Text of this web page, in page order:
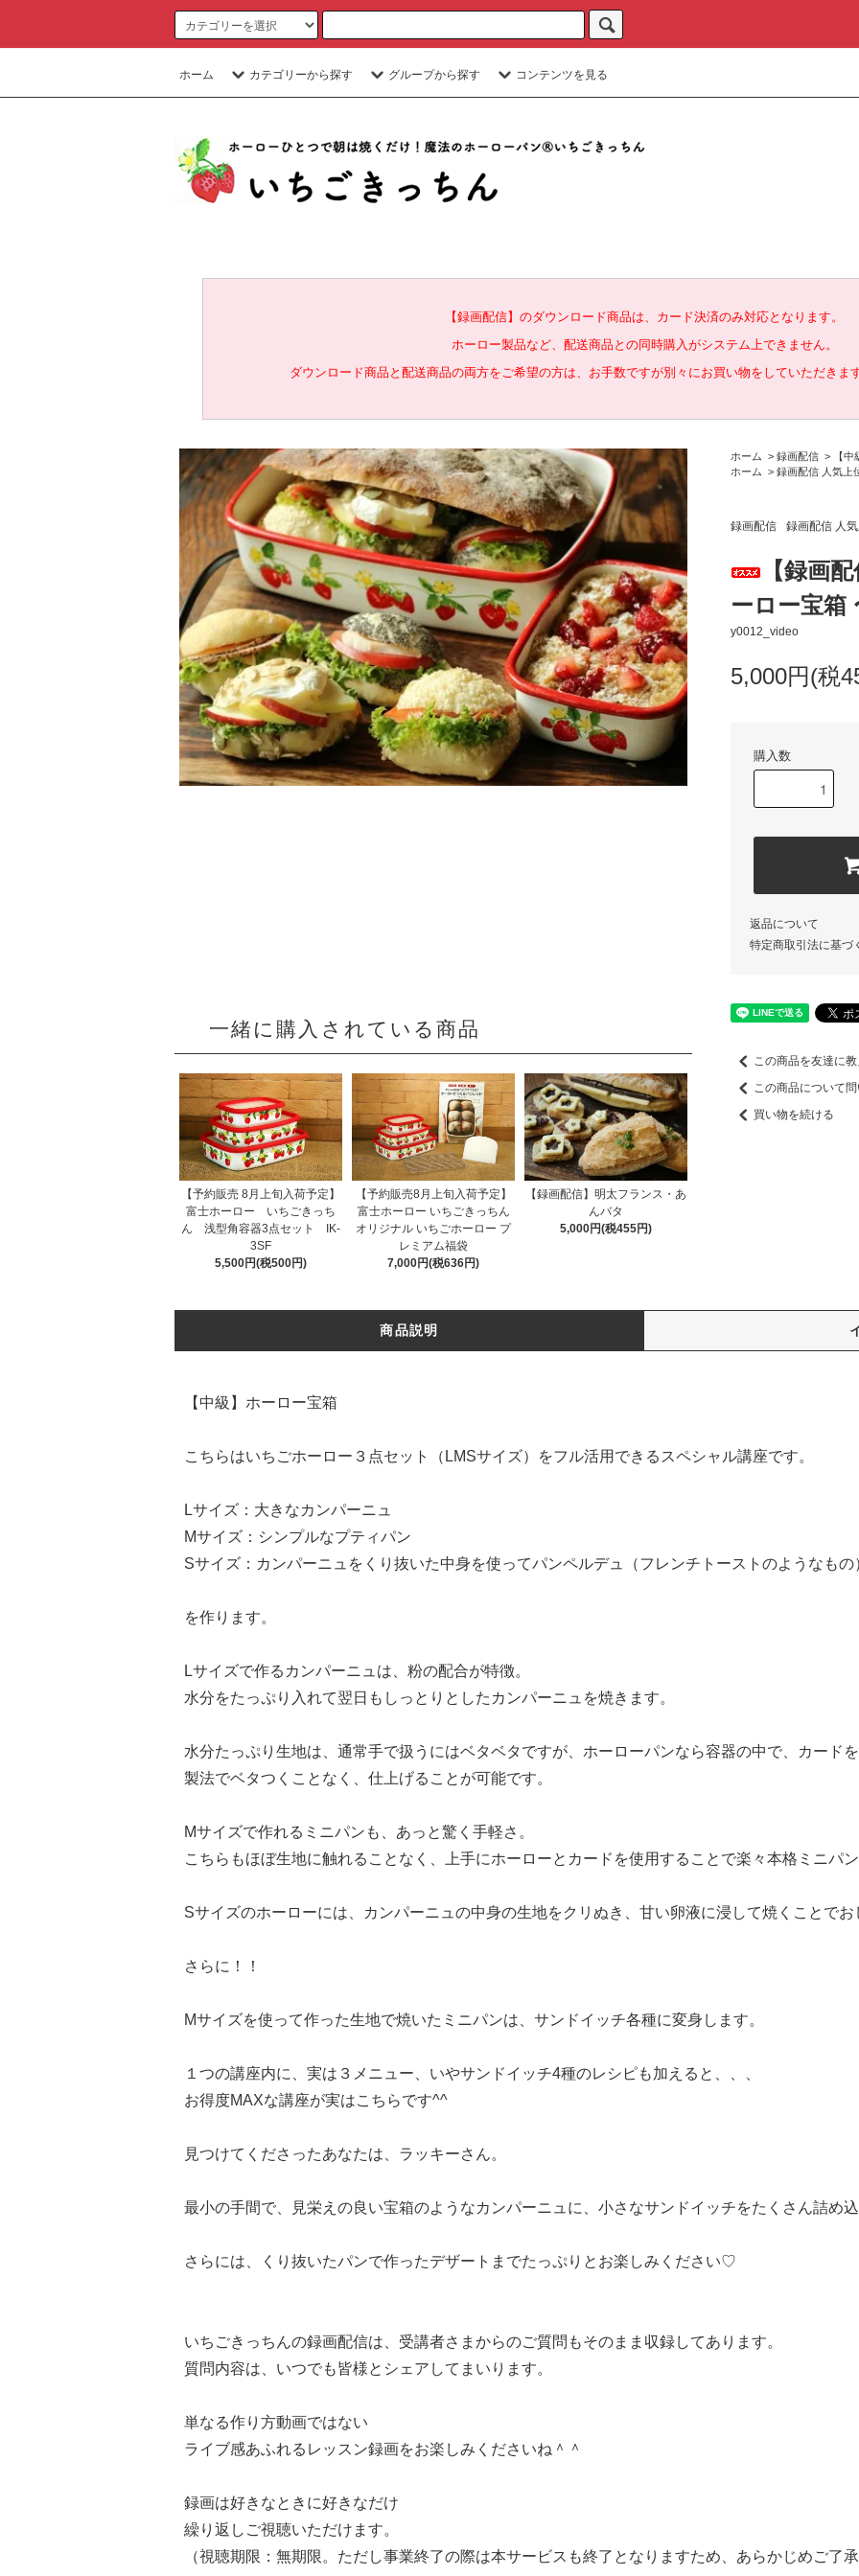
ホーム カテゴリーから探す グループから探す コンテンツを見る
【録画配信】のダウンロード商品は、カード決済のみ対応となります。
ホーロー製品など、配送商品との同時購入がシステム上できません。
ダウンロード商品と配送商品の両方をご希望の方は、お手数ですが別々にお買い物をしていただきま
一緒に購入されている商品
【予約販売 8月上旬入荷予定】
富士ホーロー いちごきっち
ん 浅型角容器3点セット IK-
3SF
5,500円(税500円)
【予約販売8月上旬入荷予定】
富士ホーロー いちごきっちん
オリジナル いちごホーロー プ
レミアム福袋
7,000円(税636円)
【録画配信】明太フランス・あ
んバタ
5,000円(税455円)
ホーム > 録画配信 >
【
ホーム > 録画配信 人気上
録画配信 録画配信 人
【録画
ーロー宝箱
y0012_video
5,000円(税
購入数
返品について
特定商取引法に基づ
この商品を友達に教
この商品について
買い物を続ける
商品説明
【中級】ホーロー宝箱
こちらはいちごホーロー３点セット（LMSサイズ）をフル活用できるスペシャル講座です。
Lサイズ：大きなカンパーニュ
Mサイズ：シンプルなプティパン
Sサイズ：カンパーニュをくり抜いた中身を使ってパンペルデュ（フレンチトーストのようなもの
を作ります。
Lサイズで作るカンパーニュは、粉の配合が特徴。
水分をたっぷり入れて翌日もしっとりとしたカンパーニュを焼きます。
水分たっぷり生地は、通常手で扱うにはベタベタですが、ホーローパンなら容器の中で、カード
製法でベタつくことなく、仕上げることが可能です。
Mサイズで作れるミニパンも、あっと驚く手軽さ。
こちらもほぼ生地に触れることなく、上手にホーローとカードを使用することで楽々本格ミニパン
Sサイズのホーローには、カンパーニュの中身の生地をクリぬき、甘い卵液に浸して焼くことでお
さらに！！
Mサイズを使って作った生地で焼いたミニパンは、サンドイッチ各種に変身します。
１つの講座内に、実は３メニュー、いやサンドイッチ4種のレシピも加えると、、、
お得度MAXな講座が実はこちらです^^
見つけてくださったあなたは、ラッキーさん。
最小の手間で、見栄えの良い宝箱のようなカンパーニュに、小さなサンドイッチをたくさん詰め
さらには、くり抜いたパンで作ったデザートまでたっぷりとお楽しみください♡
いちごきっちんの録画配信は、受講者さまからのご質問もそのまま収録してあります。
質問内容は、いつでも皆様とシェアしてまいります。
単なる作り方動画ではない
ライブ感あふれるレッスン録画をお楽しみくださいね＾＾
録画は好きなときに好きなだけ
繰り返しご視聴いただけます。
（視聴期限：無期限。ただし事業終了の際は本サービスも終了となりますため、あらかじめご了承